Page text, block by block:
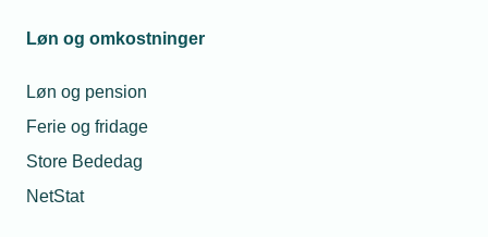
Løn og omkostninger
Løn og pension
Ferie og fridage
Store Bededag
NetStat
Ligebehandling